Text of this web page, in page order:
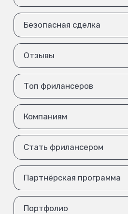
Безопасная сделка
Отзывы
Топ фрилансеров
Компаниям
Стать фрилансером
Партнёрская программа
Портфолио